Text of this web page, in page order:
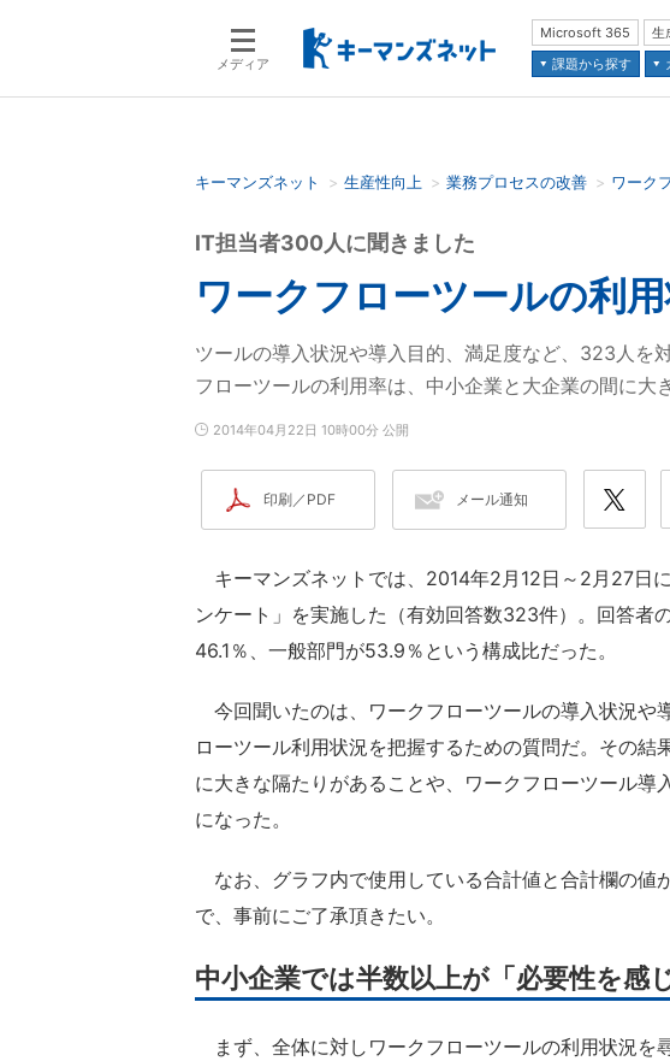
メディア
Microsoft 365 生
課題から探す
検索語を入力してください
キーマンズネット 生産性向上 業務プロセスの改善 ワーク
ワークフローツールの利
IT担当者300人に聞きました
ツールの導入状況や導入目的、満足度など、323人を
フローツールの利用率は、中小企業と大企業の間に大
2014年04月22日 10時00分 公開
印刷／PDF メール通知
キーマンズネットでは、2014年2月12日～2月27日
ンケート」を実施した（有効回答数323件）。回答者
46.1％、一般部門が53.9％という構成比だった。
今回聞いたのは、ワークフローツールの導入状況や
ローツール利用状況を把握するための質問だ。その
に大きな隔たりがあることや、ワークフローツール
になった。
なお、グラフ内で使用している合計値と合計欄の値
で、事前にご了承頂きたい。
中小企業では半数以上が「必要性を感
まず、全体に対しワークフローツールの利用状況を